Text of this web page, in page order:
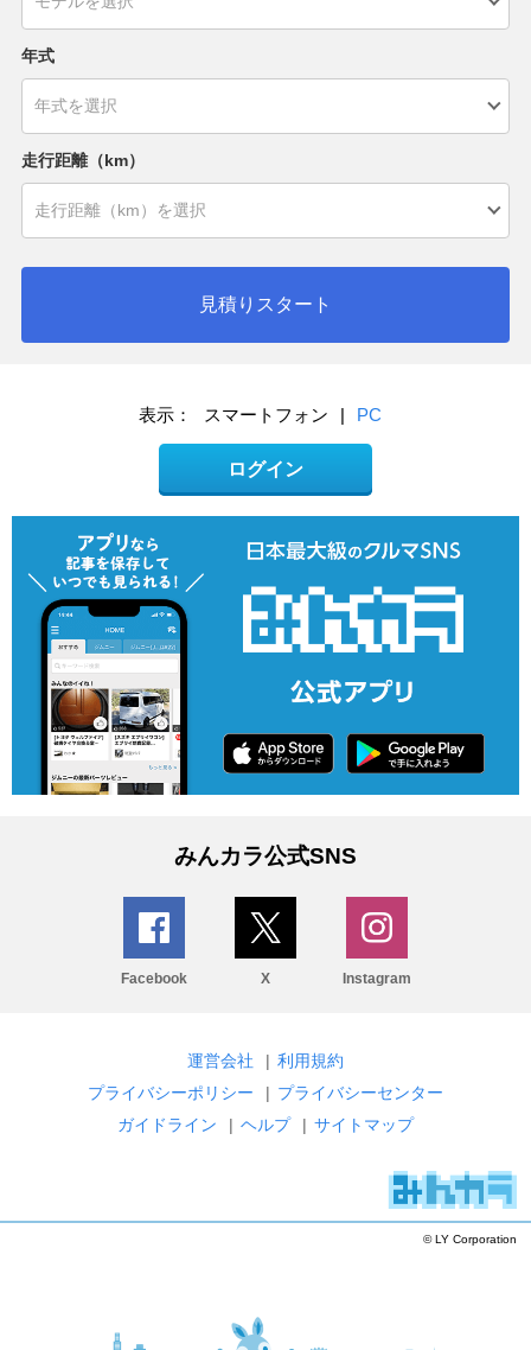
年式
走行距離（km）
見積りスタート
表示： スマートフォン | PC
ログイン
みんカラ公式SNS
Facebook X Instagram
運営会社 | 利用規約
プライバシーポリシー
| プライバシーセンター
ガイドライン
| ヘルプ | サイトマップ
© LY Corporation